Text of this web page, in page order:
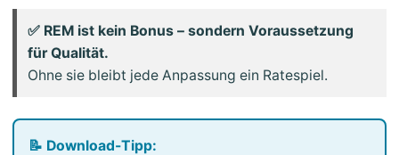
✅ REM ist kein Bonus – sondern Voraussetzung
für Qualität.
Ohne sie bleibt jede Anpassung ein Ratespiel.
📝 Download-Tipp: